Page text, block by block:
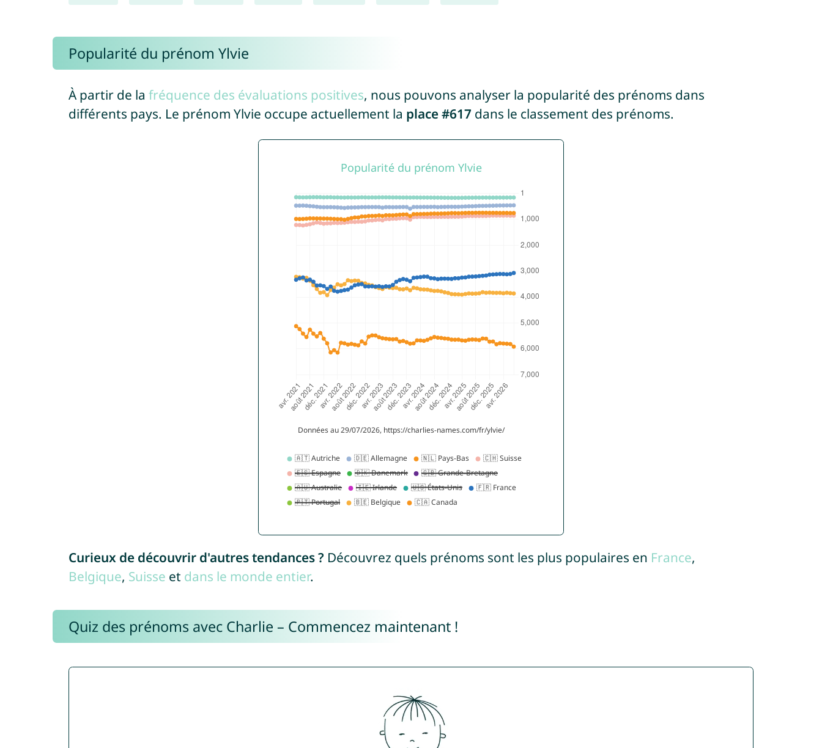
Popularité du prénom Ylvie
À partir de la fréquence des évaluations positives, nous pouvons analyser la popularité des prénoms dans
différents pays. Le prénom Ylvie occupe actuellement la place #617 dans le classement des prénoms.
Curieux de découvrir d'autres tendances ? Découvrez quels prénoms sont les plus populaires en France,
Belgique, Suisse et dans le monde entier.
Quiz des prénoms avec Charlie – Commencez maintenant !